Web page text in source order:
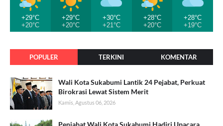
+29°C
+20°C
+29°C
+20°C
+30°C
+21°C
+28°C
+20°C
+28°C
+19°C
POPULER TERKINI KOMENTAR
Wali Kota Sukabumi Lantik 24 Pejabat, Perkuat
Birokrasi Lewat Sistem Merit
Kamis, Agustus 06, 2026
Penjabat Wali Kota Sukabumi Hadiri Upacara